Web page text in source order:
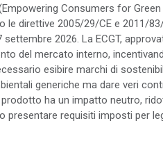
Consumers for
direttive 2005/29/CE e 2011/
2026. La ECGT,
del mercato interno,
esibire marchi di
generiche ma dare veri
ha un impatto neutro,
requisiti imposti per